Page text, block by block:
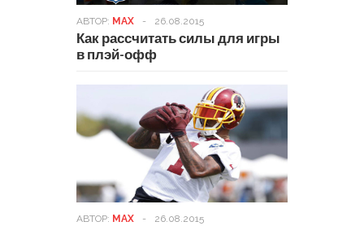
АВТОР: MAX - 26.08.2015
Как рассчитать силы для игры
в плэй-офф
АВТОР: MAX - 26.08.2015